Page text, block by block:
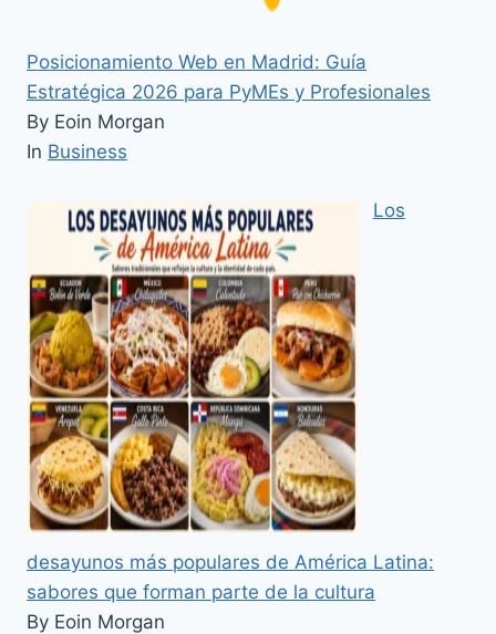
Posicionamiento Web en Madrid: Guía
Estratégica 2026 para PyMEs y Profesionales
By Eoin Morgan
In Business
Los
desayunos más populares de América Latina:
sabores que forman parte de la cultura
By Eoin Morgan